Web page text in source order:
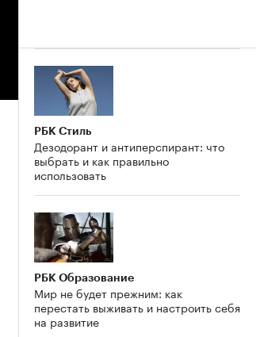
РБК Стиль
Дезодорант и антиперспирант: что
выбрать и как правильно
использовать
РБК Образование
Мир не будет прежним: как
перестать выживать и настроить себя
на развитие